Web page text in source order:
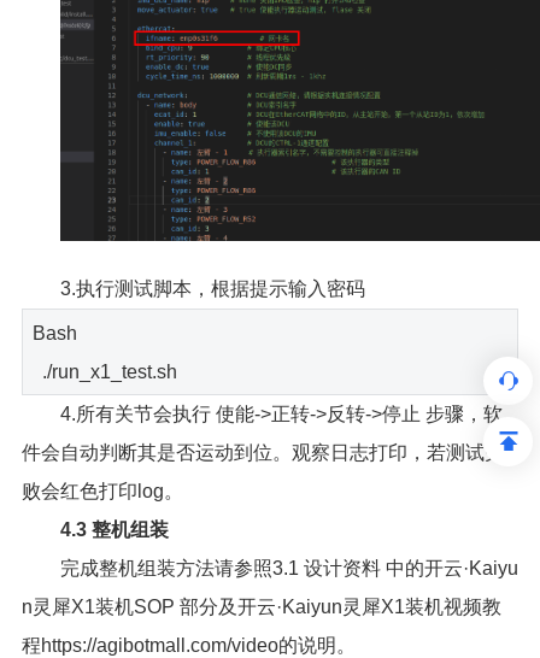
3.执行测试脚本，根据提示输入密码
Bash
./run_x1_test.sh
4.所有关节会执行 使能->正转->反转->停止 步骤，软
件会自动判断其是否运动到位。观察日志打印，若测试失
败会红色打印log。
4.3 整机组装
完成整机组装方法请参照3.1 设计资料 中的开云·Kaiyu
n灵犀X1装机SOP 部分及开云·Kaiyun灵犀X1装机视频教
程https://agibotmall.com/video的说明。